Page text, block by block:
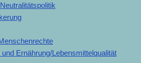
Ernährung/Lebensmittelqualität